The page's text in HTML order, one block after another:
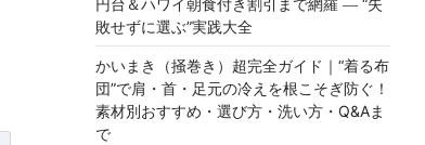
円台＆ハワイ朝食付き割引まで網羅 ― “失
敗せずに選ぶ”実践大全
かいまき（掻巻き）超完全ガイド｜“着る布
団”で肩・首・足元の冷えを根こそぎ防ぐ！
素材別おすすめ・選び方・洗い方・Q&Aま
で